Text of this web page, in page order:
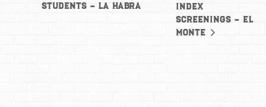
students – La Habra
Index
Screenings – El
Monte